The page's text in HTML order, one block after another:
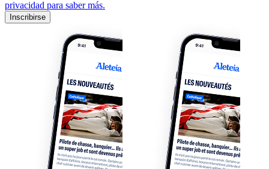
privacidad para saber más.
Inscribirse